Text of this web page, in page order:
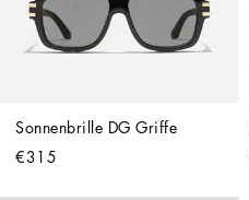
Sonnenbrille DG Griffe
€315